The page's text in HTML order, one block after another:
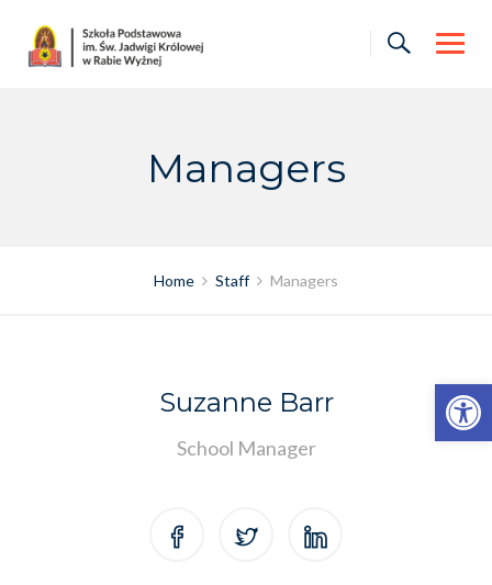
Otwórz pasek narzędzi
content
Managers
Home Staff Managers
Suzanne Barr
School Manager